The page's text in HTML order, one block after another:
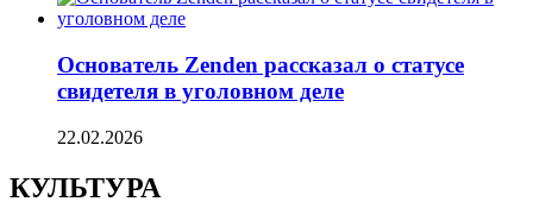
Основатель Zenden рассказал о статусе
свидетеля в уголовном деле
22.02.2026
КУЛЬТУРА